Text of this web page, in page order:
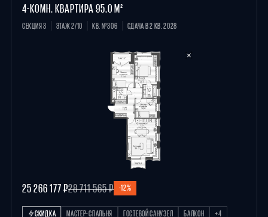
4-КОМН. КВАРТИРА 95.0 М²
СЕКЦИЯ 3 ЭТАЖ 2/10 КВ. №306 СДАЧА В 2 КВ. 2028
25 266 177 ₽28 711 565 ₽ -12%
СКИДКА МАСТЕР-СПАЛЬНЯ ГОСТЕВОЙ САНУЗЕЛ БАЛКОН +4